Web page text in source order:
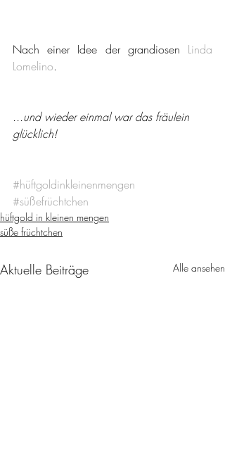
Nach einer Idee der grandiosen Linda
Lomelino.
...und wieder einmal war das fräulein
glücklich!
#hüftgoldinkleinenmengen
#süßefrüchtchen
hüftgold in kleinen mengen
süße früchtchen
Aktuelle Beiträge Alle ansehen